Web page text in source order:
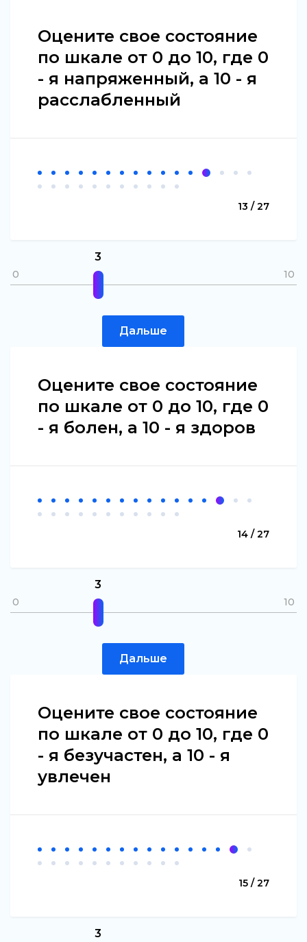
Оцените свое состояние
по шкале от 0 до 10, где 0
- я напряженный, а 10 - я
расслабленный
13 / 27
0 10
3
Дальше
Оцените свое состояние
по шкале от 0 до 10, где 0
- я болен, а 10 - я здоров
14 / 27
0 10
3
Дальше
Оцените свое состояние
по шкале от 0 до 10, где 0
- я безучастен, а 10 - я
увлечен
15 / 27
3